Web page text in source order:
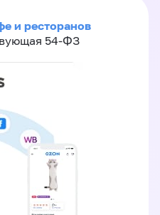
и ресторанов
54-ФЗ